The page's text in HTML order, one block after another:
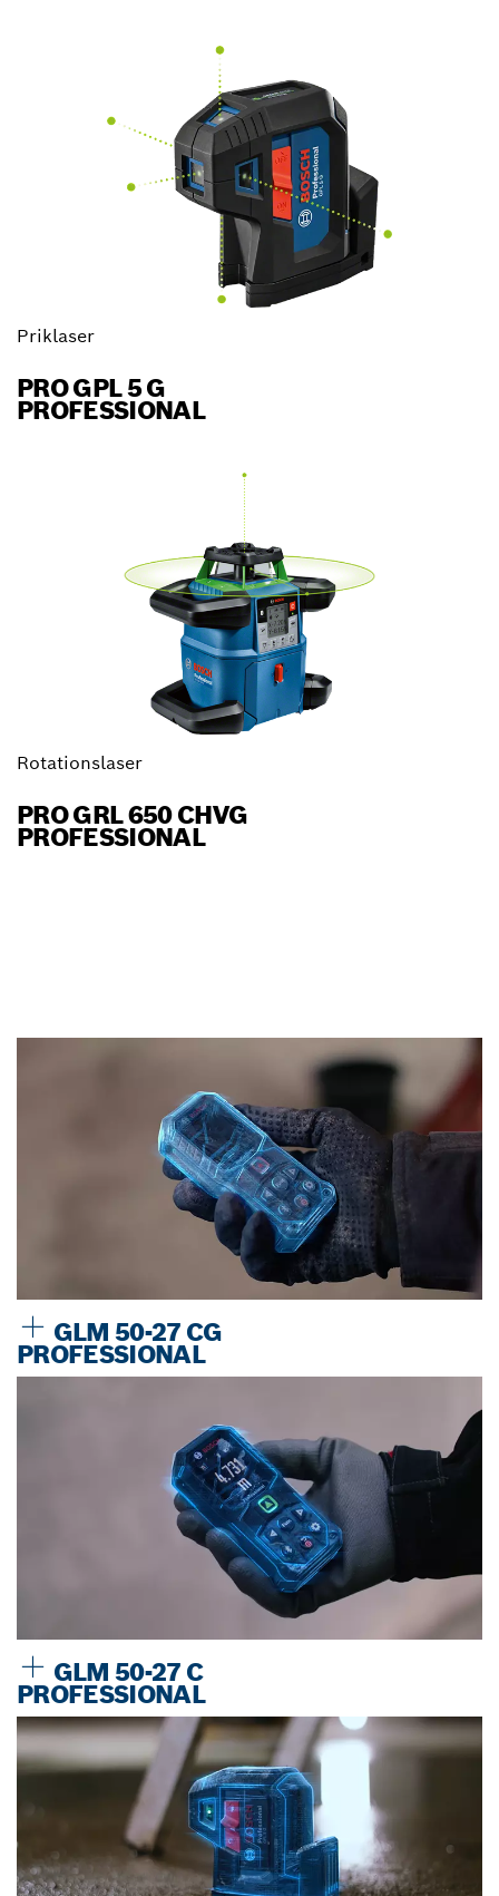
Priklaser
PRO GPL 5 G
PROFESSIONAL
Rotationslaser
PRO GRL 650 CHVG
PROFESSIONAL
GLM 50-27 CG
PROFESSIONAL
GLM 50-27 C
PROFESSIONAL